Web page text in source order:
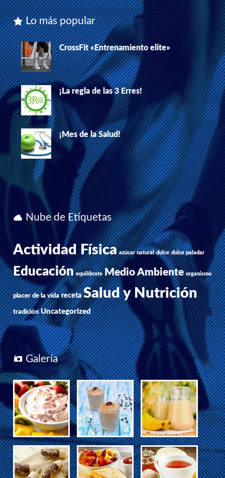
Lo más popular
CrossFit «Entrenamiento elite»
¡La regla de las 3 Erres!
¡Mes de la Salud!
Nube de Etiquetas
Actividad Física azúcar natural dulce dulce paladar
Educación equilíbrate Medio Ambiente organismo
placer de la vida receta Salud y Nutrición
tradición Uncategorized
Galería